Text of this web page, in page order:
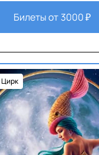
Билеты от 3000₽
Цирк